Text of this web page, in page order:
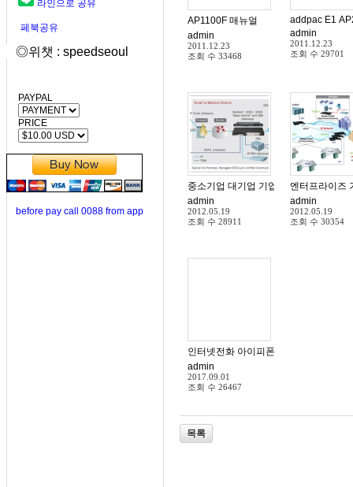
라인으로 공유
페북공유
◎위챗 : speedseoul
PAYPAL
PRICE
before pay call 0088 from app
AP1100F 매뉴얼
admin
2011.12.23
조회 수 33468
addpac E1
admin
2011.12.23
조회 수 29701
중소기업 대
admin
2012.05.19
조회 수 28911
엔터프라이즈
admin
2012.05.19
조회 수 30354
인터넷전화 아이피폰 IP-Phone 게이트
admin
2017.09.01
조회 수 26467
목록